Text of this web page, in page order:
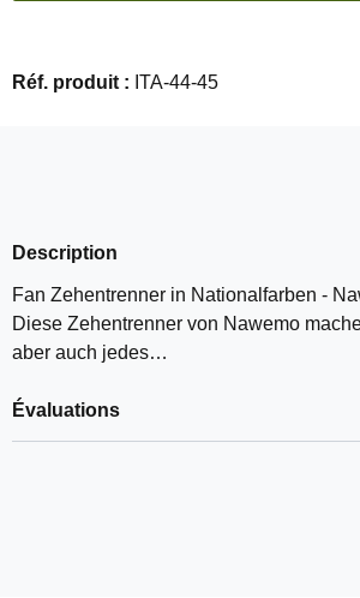
Réf. produit : ITA-44-45
Description
Fan Zehentrenner in Nationalfarben -
Diese Zehentrenner von Nawemo
aber auch jedes…
Évaluations